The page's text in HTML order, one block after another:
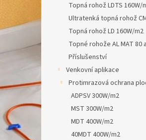
Topná rohož LDTS 160W/
Ultratenká topná rohož
Topná rohož LD 160W/m2
Topné rohože AL MAT 80
Příslušenství
Venkovní aplikace
Protimrazová ochrana
ADPSV 300W/m2
MST 300W/m2
MDT 400W/m2
40MDT 400W/m2